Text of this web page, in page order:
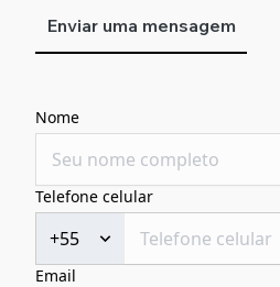
Enviar uma mensagem
Nome
Telefone celular
+55
Email